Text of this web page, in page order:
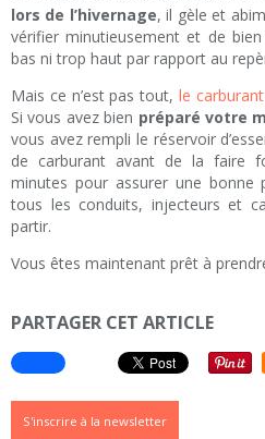
lors de l’hivernage, il gèle et
vérifier minutieusement et de
bas ni trop haut par rapport au
Mais ce n’est pas tout, le carburant
Si vous avez bien préparé votre
vous avez rempli le réservoir
de carburant avant de la faire
minutes pour assurer une bonne
tous les conduits, injecteurs et
partir.
Vous êtes maintenant prêt à
PARTAGER CET ARTICLE
S'inscrire à la newsletter